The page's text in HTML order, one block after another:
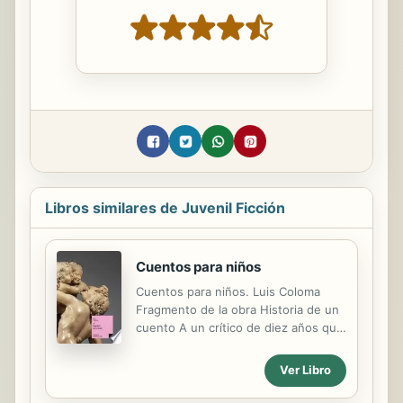
Libros similares de Juvenil Ficción
Cuentos para niños
Cuentos para niños. Luis Coloma
Fragmento de la obra Historia de un
cuento A un crítico de diez años que
I Sembrad en los niños la idea,
aunque no la entiendan: los años se
encargarán de descifrarla en su
Ver Libro